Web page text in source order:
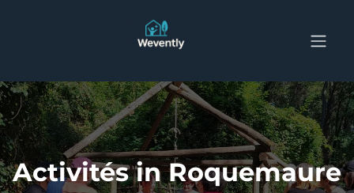
Activités in Roquemaure